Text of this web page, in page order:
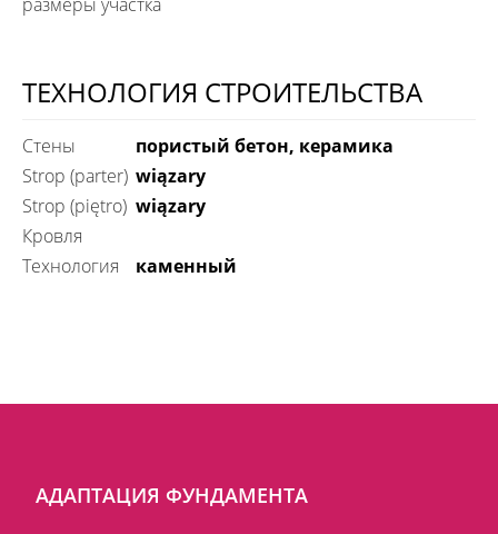
размеры участка
ТЕХНОЛОГИЯ СТРОИТЕЛЬСТВА
Стены
пористый бетон, керамика
Strop (parter) wiązary
Strop (piętro) wiązary
Кровля
технология
каменный
АДАПТАЦИЯ ФУНДАМЕНТА